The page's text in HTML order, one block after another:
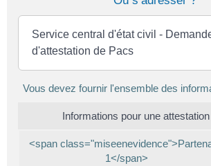
Service central d'état civil -
d'attestation de Pacs
Vous devez fournir l'ensemble des
Informations pour une
<span
1</span>